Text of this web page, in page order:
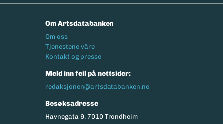
Om Artsdatabanken
Footermeny
Om oss
Tjenestene våre
Kontakt og presse
Meld inn feil på nettsider:
redaksjonen@artsdatabanken.no
Besøksadresse
Havnegata 9, 7010 Trondheim